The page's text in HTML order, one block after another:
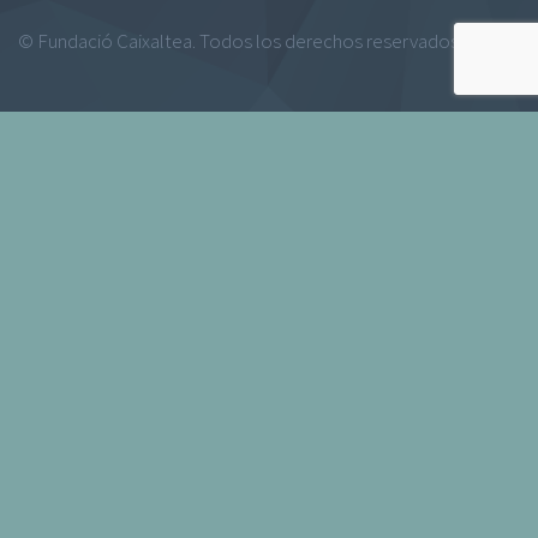
© Fundació Caixaltea. Todos los derechos reservados